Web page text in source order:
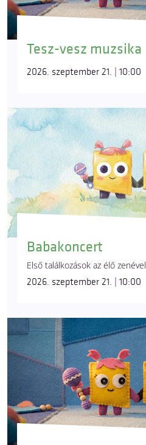
Tesz-vesz muzsika
2026. szeptember 21. | 10:00
Babakoncert
Első találkozások az élő zenével
2026. szeptember 21. | 10:00